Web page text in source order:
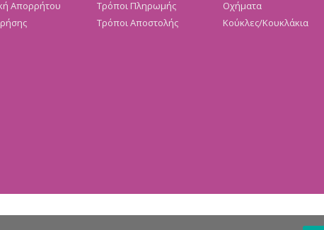
Απορρήτου
Τρόποι Πληρωμής
Τρόποι Αποστολής
Οχήματα
Κούκλες/Κουκλάκια